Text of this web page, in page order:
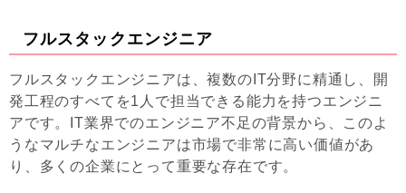
フルスタックエンジニア
フルスタックエンジニアは、複数のIT分野に精通し、開
発工程のすべてを1人で担当できる能力を持つエンジニ
アです。IT業界でのエンジニア不足の背景から、このよ
うなマルチなエンジニアは市場で非常に高い価値があ
り、多くの企業にとって重要な存在です。